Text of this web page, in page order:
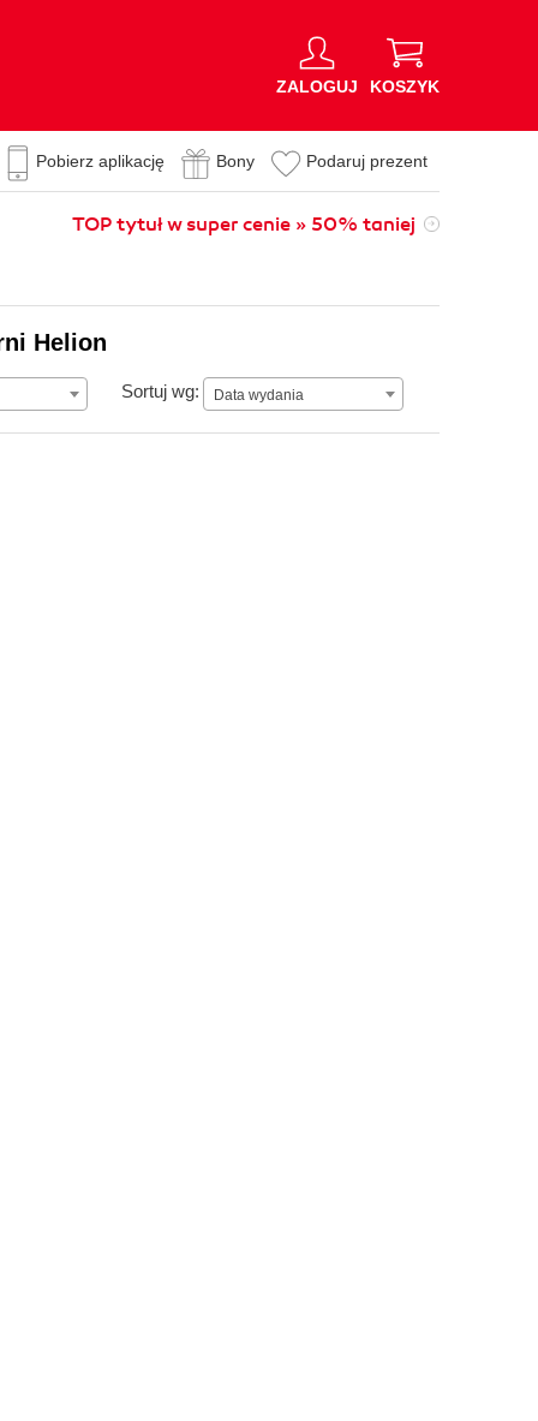
ZALOGUJ KOSZYK
Pobierz aplikację Bony Podaruj prezent
TOP tytuł w super cenie » 50% taniej
Helion
Sortuj wg: Data wydania
Data wydania